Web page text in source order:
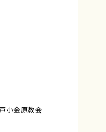
小金原教会